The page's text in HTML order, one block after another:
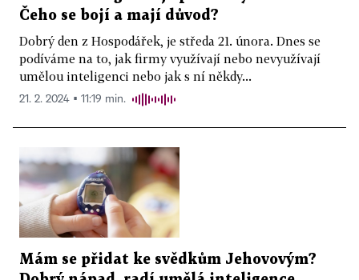
Čeho se bojí a mají důvod?
Dobrý den z Hospodářek, je středa 21. února. Dnes se
podíváme na to, jak firmy využívají nebo nevyužívají
umělou inteligenci nebo jak s ní někdy...
21. 2. 2024 ▪ 11:19 min.
Mám se přidat ke svědkům Jehovovým?